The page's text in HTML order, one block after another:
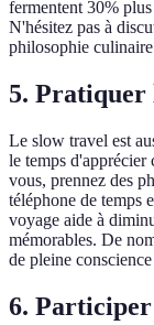
fermentent 30%
N'hésitez pas à
philosophie
5. Pratiquer
Le slow travel est
le temps d'apprécier
vous, prennez des
téléphone de temps
voyage aide à
mémorables. De
de pleine
6.